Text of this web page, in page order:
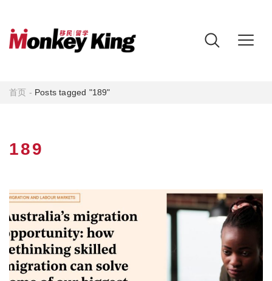
首页 - Posts tagged "189"
189